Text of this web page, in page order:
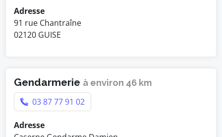
Adresse
91 rue Chantraîne
02120 GUISE
Gendarmerie à environ 46 km
03 87 77 91 02
Adresse